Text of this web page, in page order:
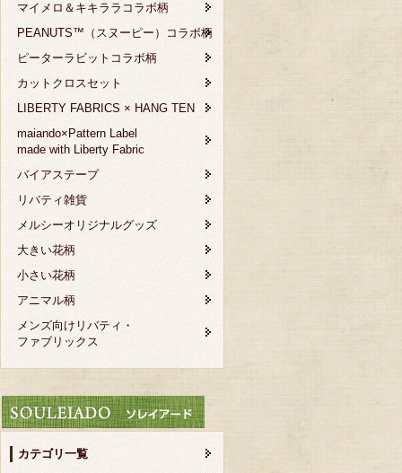
マイメロ＆キキララコラボ柄
PEANUTS™（スヌーピー）コラボ柄
ピーターラビットコラボ柄
カットクロスセット
LIBERTY FABRICS × HANG TEN
maiando×Pattern Label
made with Liberty Fabric
バイアステープ
リバティ雑貨
メルシーオリジナルグッズ
大きい花柄
小さい花柄
アニマル柄
メンズ向けリバティ・
ファブリックス
カテゴリ一覧